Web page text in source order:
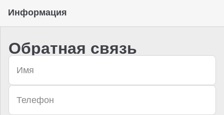
Информация
Обратная связь